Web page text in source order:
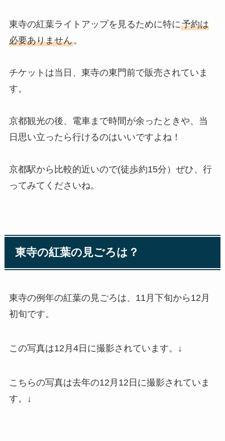
東寺の紅葉ライトアップを見るために特に予約は
必要ありません。
チケットは当日、東寺の東門前で販売されていま
す。
京都観光の後、電車まで時間が余ったときや、当
日思い立ったら行けるのはいいですよね！
京都駅から比較的近いので(徒歩約15分）ぜひ、行
ってみてくださいね。
東寺の紅葉の見ごろは？
東寺の例年の紅葉の見ごろは、11月下旬から12月
初旬です。
この写真は12月4日に撮影されています。↓
こちらの写真は去年の12月12日に撮影されていま
す。↓